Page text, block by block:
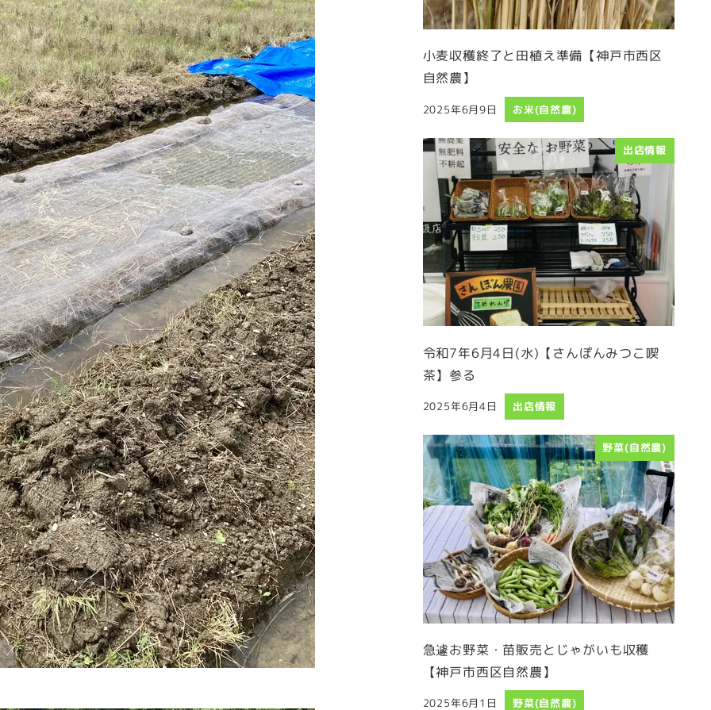
小麦収穫終了と田植え準備【神戸市西区
自然農】
投稿日
2025年6月9日 お米(自然農)
出店情報
令和7年6月4日(水)【さんぽんみつこ喫
茶】参る
投稿日
2025年6月4日 出店情報
野菜(自然農)
急遽お野菜・苗販売とじゃがいも収穫
【神戸市西区自然農】
2025年6月1日 野菜(自然農)